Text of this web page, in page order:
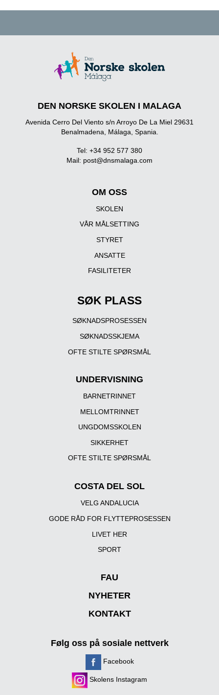
DEN NORSKE SKOLEN I MALAGA
Avenida Cerro Del Viento s/n Arroyo De La Miel 29631
Benalmadena, Málaga, Spania.
Tel: +34 952 577 380
Mail: post@dnsmalaga.com
OM OSS
SKOLEN
VÅR MÅLSETTING
STYRET
ANSATTE
FASILITETER
SØK PLASS
SØKNADSPROSESSEN
SØKNADSSKJEMA
OFTE STILTE SPØRSMÅL
UNDERVISNING
BARNETRINNET
MELLOMTRINNET
UNGDOMSSKOLEN
SIKKERHET
OFTE STILTE SPØRSMÅL
COSTA DEL SOL
VELG ANDALUCIA
GODE RÅD FOR FLYTTEPROSESSEN
LIVET HER
SPORT
FAU
NYHETER
KONTAKT
Følg oss på sosiale nettverk
Facebook
Skolens Instagram